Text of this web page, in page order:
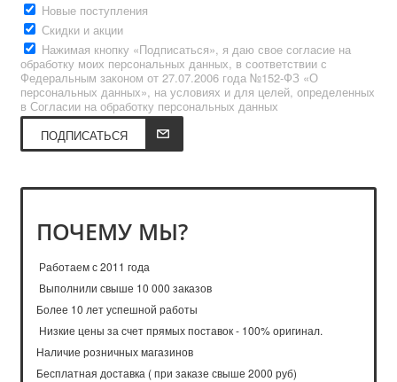
Новые поступления
Скидки и акции
Нажимая кнопку «Подписаться», я даю свое согласие на
обработку моих персональных данных, в соответствии с
Федеральным законом от 27.07.2006 года №152-ФЗ «О
персональных данных», на условиях и для целей, определенных
в Согласии на обработку персональных данных
ПОДПИСАТЬСЯ
ПОЧЕМУ МЫ?
Работаем с 2011 года
Выполнили свыше 10 000 заказов
Более 10 лет успешной работы
Низкие цены за счет прямых поставок - 100% оригинал.
Наличие розничных магазинов
Бесплатная доставка ( при заказе свыше 2000 руб)